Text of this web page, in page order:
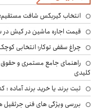
انتخاب گیربکس شافت مستقیم؛
قیمت اجاره ماشین در کیش در سال ۱۴۰۵ چقدر تغییر
چراغ سقفی توکار؛ انتخابی
راهنمای جامع مستمری و
کلیدی
ثبت برند یا خرید برند آماده
بررسی ویژگی های فنی جرثقیل